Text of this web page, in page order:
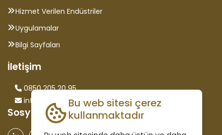
Hizmet Verilen Endüstriler
Uygulamalar
Bilgi Sayfaları
İletişim
0850 205 20 95
info@saglammetal.com
Sosyal Medya
Bu web sitesi çerez
kullanmaktadır